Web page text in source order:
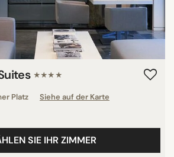
★★★★
Platz
Siehe auf der Karte
SIE IHR ZIMMER